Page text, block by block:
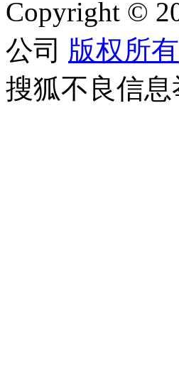
Copyright ©
公司 版权所有
搜狐不良信息